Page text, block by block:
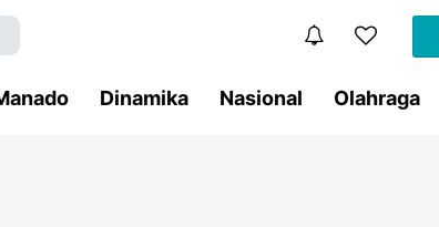
Dinamika Nasional Olahraga